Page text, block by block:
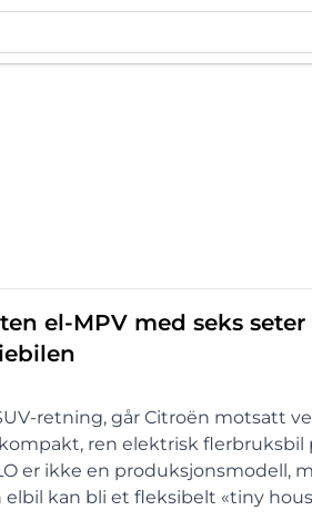
el-MPV med seks
retning, går Citroën motsatt
ren elektrisk flerbruksbil
er ikke en produksjonsmodell,
kan bli et fleksibelt «tiny